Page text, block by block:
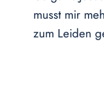
musst mir
zum Leiden